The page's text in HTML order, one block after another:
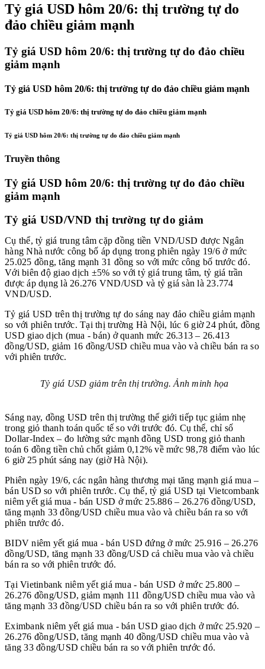
Tỷ giá USD hôm 20/6: thị trường tự do
đảo chiều giảm mạnh
Tỷ giá USD hôm 20/6: thị trường tự do đảo chiều
giảm mạnh
Tỷ giá USD hôm 20/6: thị trường tự do đảo chiều giảm mạnh
Tỷ giá USD hôm 20/6: thị trường tự do đảo chiều giảm mạnh
Tỷ giá USD hôm 20/6: thị trường tự do đảo chiều giảm mạnh
Truyền thông
Tỷ giá USD hôm 20/6: thị trường tự do đảo chiều
giảm mạnh
Tỷ giá USD/VND thị trường tự do giảm
Cụ thể, tỷ giá trung tâm cặp đồng tiền VND/USD được Ngân
hàng Nhà nước công bố áp dụng trong phiên ngày 19/6 ở mức
25.025 đồng, tăng mạnh 31 đồng so với mức công bố trước đó.
Với biên độ giao dịch ±5% so với tỷ giá trung tâm, tỷ giá trần
được áp dụng là 26.276 VND/USD và tỷ giá sàn là 23.774
VND/USD.
Tỷ giá USD trên thị trường tự do sáng nay đảo chiều giảm mạnh
so với phiên trước. Tại thị trường Hà Nội, lúc 6 giờ 24 phút, đồng
USD giao dịch (mua - bán) ở quanh mức 26.313 – 26.413
đồng/USD, giảm 16 đồng/USD chiều mua vào và chiều bán ra so
với phiên trước.
Tỷ giá USD giảm trên thị trường. Ảnh minh họa
Sáng nay, đồng USD trên thị trường thế giới tiếp tục giảm nhẹ
trong giỏ thanh toán quốc tế so với trước đó. Cụ thể, chỉ số
Dollar-Index – đo lường sức mạnh đồng USD trong giỏ thanh
toán 6 đồng tiền chủ chốt giảm 0,12% về mức 98,78 điểm vào lúc
6 giờ 25 phút sáng nay (giờ Hà Nội).
Phiên ngày 19/6, các ngân hàng thương mại tăng mạnh giá mua –
bán USD so với phiên trước. Cụ thể, tỷ giá USD tại Vietcombank
niêm yết giá mua - bán USD ở mức 25.886 – 26.276 đồng/USD,
tăng mạnh 33 đồng/USD chiều mua vào và chiều bán ra so với
phiên trước đó.
BIDV niêm yết giá mua - bán USD đứng ở mức 25.916 – 26.276
đồng/USD, tăng mạnh 33 đồng/USD cả chiều mua vào và chiều
bán ra so với phiên trước đó.
Tại Vietinbank niêm yết giá mua - bán USD ở mức 25.800 –
26.276 đồng/USD, giảm mạnh 111 đồng/USD chiều mua vào và
tăng mạnh 33 đồng/USD chiều bán ra so với phiên trước đó.
Eximbank niêm yết giá mua - bán USD giao dịch ở mức 25.920 –
26.276 đồng/USD, tăng mạnh 40 đồng/USD chiều mua vào và
tăng 33 đồng/USD chiều bán ra so với phiên trước đó.